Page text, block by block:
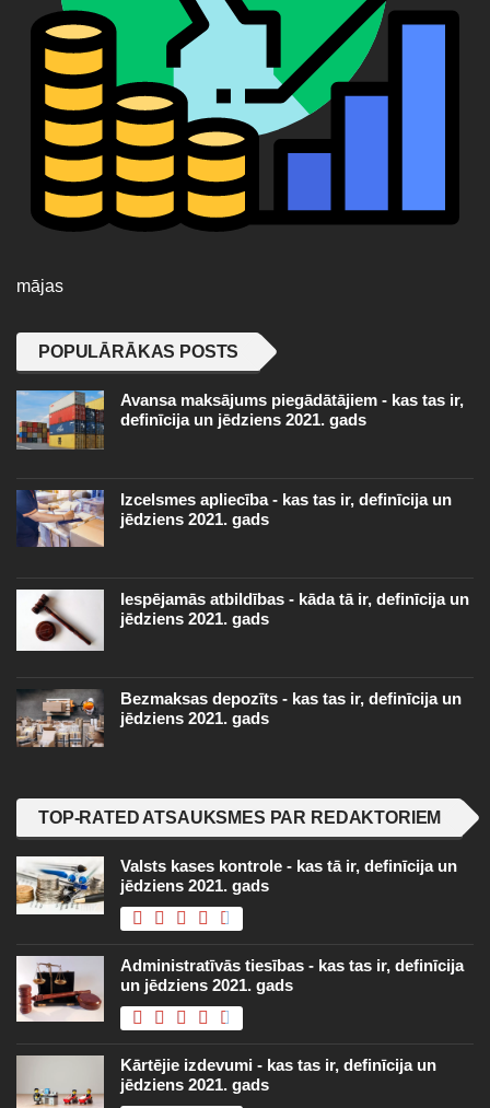
mājas
POPULĀRĀKAS POSTS
Avansa maksājums piegādātājiem - kas tas ir,
definīcija un jēdziens 2021. gads
Izcelsmes apliecība - kas tas ir, definīcija un
jēdziens 2021. gads
Iespējamās atbildības - kāda tā ir, definīcija un
jēdziens 2021. gads
Bezmaksas depozīts - kas tas ir, definīcija un
jēdziens 2021. gads
TOP-RATED ATSAUKSMES PAR REDAKTORIEM
Valsts kases kontrole - kas tā ir, definīcija un
jēdziens 2021. gads
Administratīvās tiesības - kas tas ir, definīcija
un jēdziens 2021. gads
Kārtējie izdevumi - kas tas ir, definīcija un
jēdziens 2021. gads